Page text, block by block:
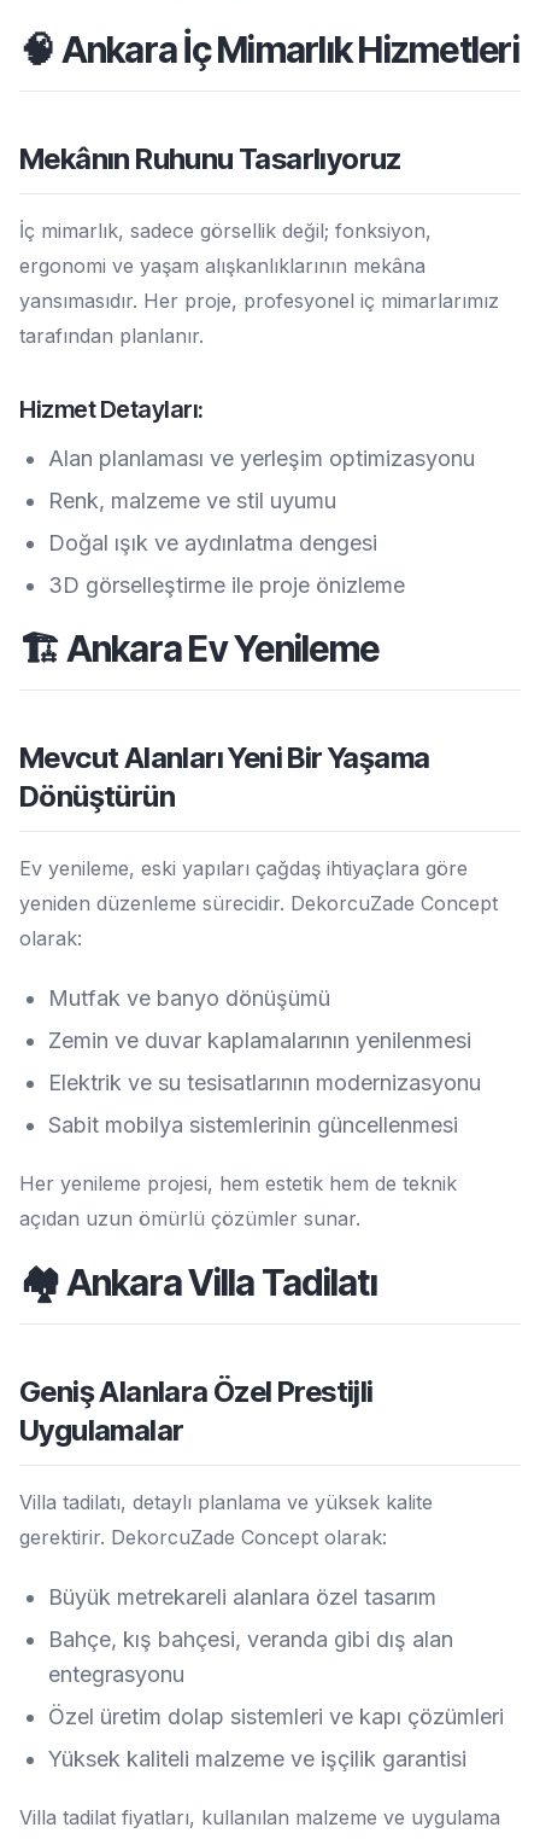
🧠 Ankara İç Mimarlık Hizmetleri
Mekânın Ruhunu Tasarlıyoruz
İç mimarlık, sadece görsellik değil; fonksiyon,
ergonomi ve yaşam alışkanlıklarının mekâna
yansımasıdır. Her proje, profesyonel iç mimarlarımız
tarafından planlanır.
Hizmet Detayları:
Alan planlaması ve yerleşim optimizasyonu
Renk, malzeme ve stil uyumu
Doğal ışık ve aydınlatma dengesi
3D görselleştirme ile proje önizleme
🏗️ Ankara Ev Yenileme
Mevcut Alanları Yeni Bir Yaşama
Dönüştürün
Ev yenileme, eski yapıları çağdaş ihtiyaçlara göre
yeniden düzenleme sürecidir. DekorcuZade Concept
olarak:
Mutfak ve banyo dönüşümü
Zemin ve duvar kaplamalarının yenilenmesi
Elektrik ve su tesisatlarının modernizasyonu
Sabit mobilya sistemlerinin güncellenmesi
Her yenileme projesi, hem estetik hem de teknik
açıdan uzun ömürlü çözümler sunar.
🏘️ Ankara Villa Tadilatı
Geniş Alanlara Özel Prestijli
Uygulamalar
Villa tadilatı, detaylı planlama ve yüksek kalite
gerektirir. DekorcuZade Concept olarak:
Büyük metrekareli alanlara özel tasarım
Bahçe, kış bahçesi, veranda gibi dış alan
entegrasyonu
Özel üretim dolap sistemleri ve kapı çözümleri
Yüksek kaliteli malzeme ve işçilik garantisi
Villa tadilat fiyatları, kullanılan malzeme ve uygulama